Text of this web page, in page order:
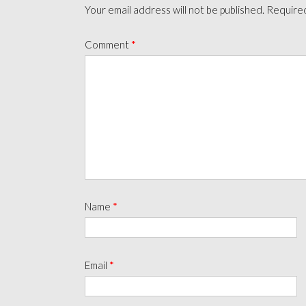
Your email address will not be published.
Comment *
Name *
Email *